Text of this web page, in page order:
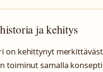
ja kehitys
on kehittynyt
toiminut samalla